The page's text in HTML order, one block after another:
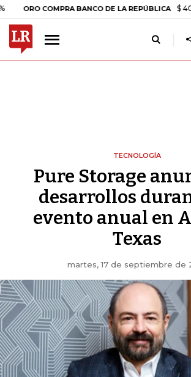
COMPRA BANCO DE LA REPÚBLICA $
TECNOLOGÍA
Pure Storage
desarrollos
evento anual en
Texas
martes, 17 de septiembre de